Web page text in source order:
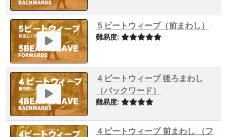
５ビートウィーブ（前まわし）
難易度:
４ビートウィーブ 後ろまわし
（バックワード）
難易度:
４ビートウィーブ 前まわし （フ